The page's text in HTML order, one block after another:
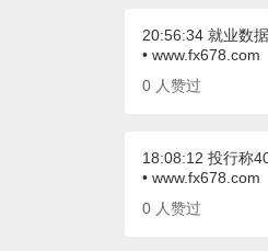
20:56:34 就业数
• www.fx678.com
0 人赞过
18:08:12 投行称
• www.fx678.com
0 人赞过